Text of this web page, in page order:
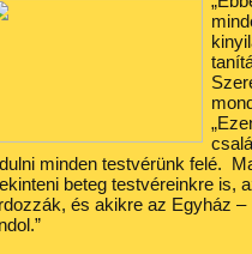
minden testvérünk felé.
beteg testvéreinkre is,
és akikre az Egyház